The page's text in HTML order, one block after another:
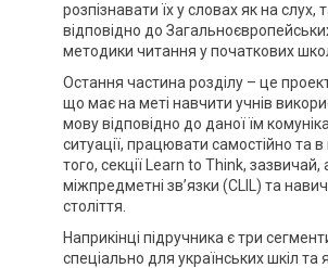
розпізнавати їх у словах як на слух,
відповідно до
методики читання у початкових
Остання частина розділу – це
що має на меті навчити учнів
мову відповідно до даної їм
ситуації, працювати самостійно та в
того, секції Learn to Think, зазвичай,
міжпредметні зв’язки (CLIL) та
століття.
Наприкінці підручника є три
спеціально для українських шкіл та